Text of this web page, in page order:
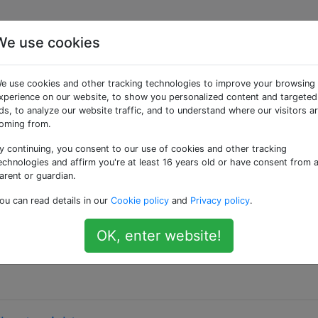
getaggte Fragen
dazu beitragen, den Empfang unerwünschter oder
von E-Mail-Adressen tatsächlich?
jemand seine E-Mail-Adresse online veröffentlicht,
persönliche Adresse handelt, verwendet er so etwas
eigentlichen E-Mail-Adresse (me@example.com).
ähnliche Stile in ihren Profilen: jt.superuser [AT]
use cookies
use cookies and other tracking technologies to improve your browsing
on our website, to show you personalized content and targeted
to analyze our website traffic, and to understand where our visitors
from.
continuing, you consent to our use of cookies and other tracking
and affirm you're at least 16 years old or have consent from a
or guardian.
can read details in our Cookie policy and Privacy policy.
OK, enter website!